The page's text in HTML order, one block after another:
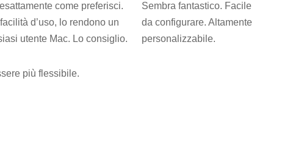
come preferisci.
d’uso, lo rendono un
utente Mac. Lo consiglio.
Sembra fantastico. Facile
da configurare. Altamente
personalizzabile.
più flessibile.